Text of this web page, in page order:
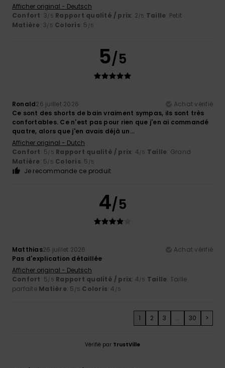
Afficher original - Deutsch
Confort: 3/5 Rapport qualité / prix: 2/5 Taille: Petit
Matière: 3/5 Coloris: 5 /5
5/5
Ronald26 juillet 2026
Achat vérifié
Ce sont des shorts de bain vraiment sympas, ils sont très
confortables. Ce n'est pas pour rien que j'en ai commandé
quatre, alors que j'en avais déjà un...
Afficher original - Dutch
Confort: 5/5 Rapport qualité / prix: 4/5 Taille: Grand
Matière: 5/5 Coloris: 5 /5
Je recommande ce produit
4/5
Matthias26 juillet 2026
Achat vérifié
Pas d'explication détaillée
Afficher original - Deutsch
Confort: 5/5 Rapport qualité / prix: 4/5 Taille: Taille
parfaite Matière: 5 /5 Coloris: 4 /5
1 2 3 ... 30 >
Vérifié par TrustVille